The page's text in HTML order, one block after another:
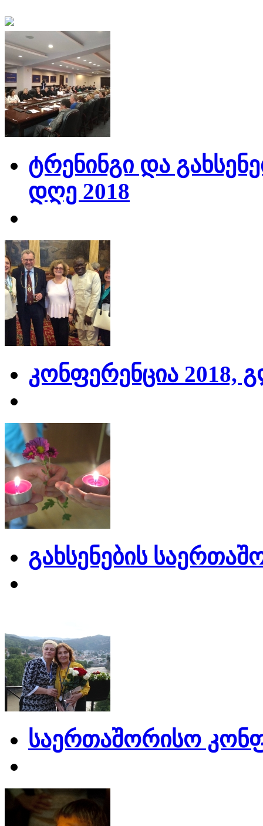
ტრენინგი და
დღე 2018
კონფერენცია 2018,
გახსენების
საერთაშორისო